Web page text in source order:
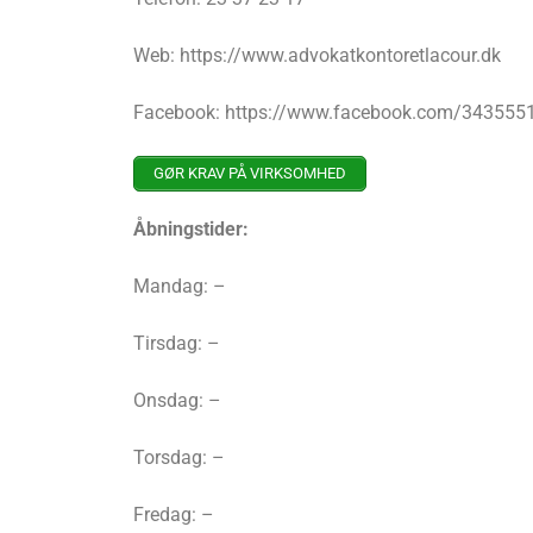
Web: https://www.advokatkontoretlacour.dk
Facebook: https://www.facebook.com/
GØR KRAV PÅ VIRKSOMHED
Åbningstider:
Mandag: –
Tirsdag: –
Onsdag: –
Torsdag: –
Fredag: –